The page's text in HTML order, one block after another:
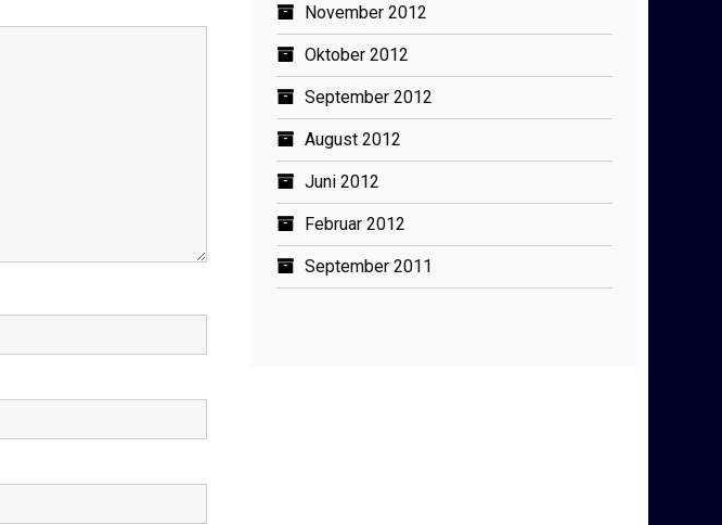
November 2012
Oktober 2012
September 2012
August 2012
Juni 2012
Februar 2012
September 2011